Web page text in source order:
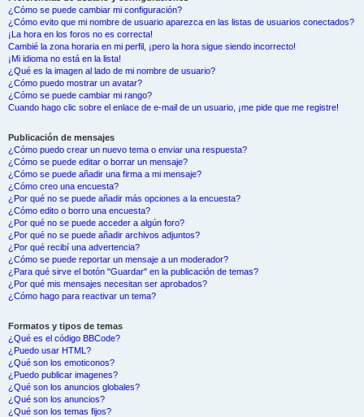
¿Cómo se puede cambiar mi configuración?
¿Cómo evito que mi nombre de usuario aparezca en las listas de usuarios conectados?
¡La hora en los foros no es correcta!
Cambié la zona horaria en mi perfil, ¡pero la hora sigue siendo incorrecto!
¡Mi idioma no está en la lista!
¿Qué es la imagen al lado de mi nombre de usuario?
¿Cómo puedo mostrar un avatar?
¿Cómo se puede cambiar mi rango?
Cuando hago clic sobre el enlace de e-mail de un usuario, ¡me pide que me registre!
Publicación de mensajes
¿Cómo puedo crear un nuevo tema o enviar una respuesta?
¿Cómo se puede editar o borrar un mensaje?
¿Cómo se puede añadir una firma a mi mensaje?
¿Cómo creo una encuesta?
¿Por qué no se puede añadir más opciones a la encuesta?
¿Cómo edito o borro una encuesta?
¿Por qué no se puede acceder a algún foro?
¿Por qué no se puede añadir archivos adjuntos?
¿Por qué recibí una advertencia?
¿Cómo se puede reportar un mensaje a un moderador?
¿Para qué sirve el botón "Guardar" en la publicación de temas?
¿Por qué mis mensajes necesitan ser aprobados?
¿Cómo hago para reactivar un tema?
Formatos y tipos de temas
¿Qué es el código BBCode?
¿Puedo usar HTML?
¿Qué son los emoticonos?
¿Puedo publicar imagenes?
¿Qué son los anuncios globales?
¿Qué son los anuncios?
¿Qué son los temas fijos?